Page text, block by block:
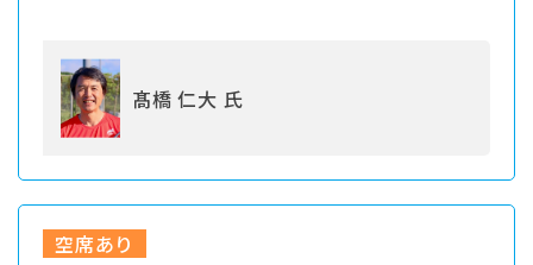
髙橋 仁大 氏
空席あり